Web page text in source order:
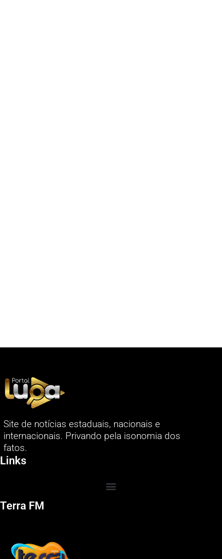
Site de notícias estaduais, nacionais e
internacionais. Privando pela isonomia dos
fatos.
Links
Terra FM